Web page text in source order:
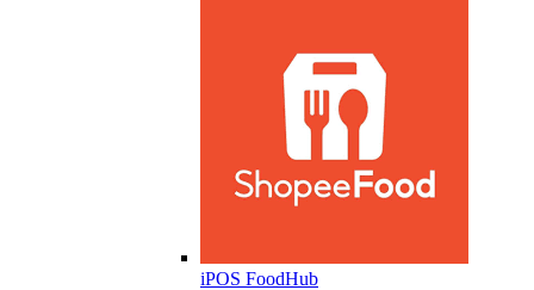
iPOS FoodHub